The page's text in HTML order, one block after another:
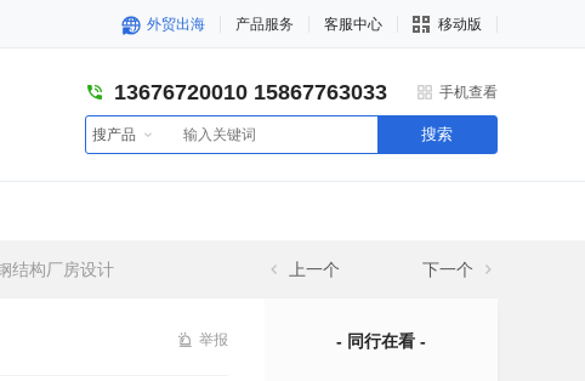
外贸出海 产品服务 客服中心 移动版
13676720010 15867763033 手机查看
搜产品 搜索
结构厂房设计 上一个 下一个
举报 - 同行在看 -